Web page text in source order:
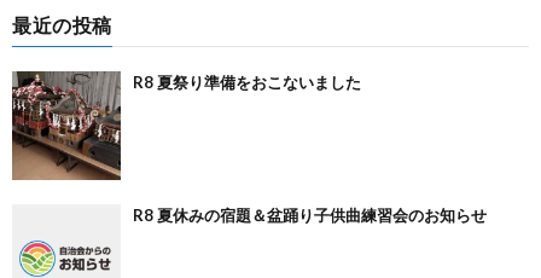
最近の投稿
R8 夏祭り準備をおこないました
R8 夏休みの宿題＆盆踊り子供曲練習会のお知らせ